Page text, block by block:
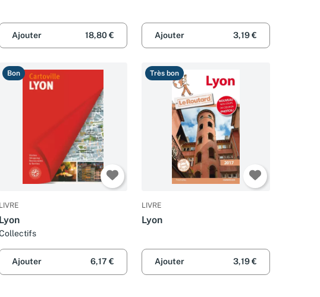
Ajouter 18,80 € Ajouter 3,19 €
Bon
LIVRE
Lyon
Ajouter 6,17 €
Très bon
LIVRE
Lyon
Ajouter 3,19 €